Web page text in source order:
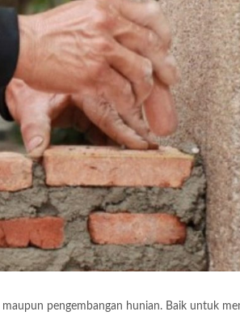
pengembangan hunian. Baik untuk